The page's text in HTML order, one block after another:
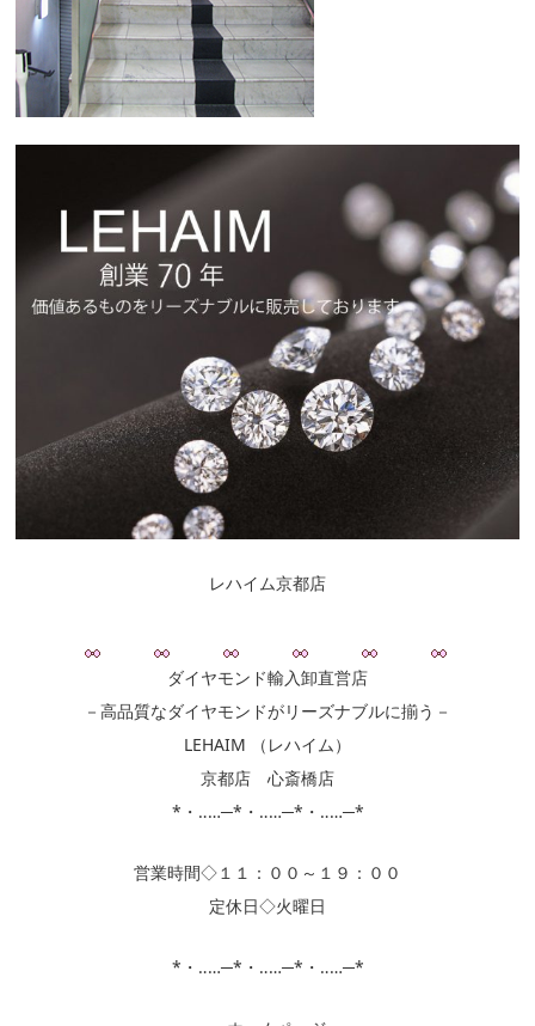
レハイム京都店
ダイヤモンド輸入卸直営店
－高品質なダイヤモンドがリーズナブルに揃う－
LEHAIM （レハイム）
京都店 心斎橋店
*・‥…─*・‥…─*・‥…─*
営業時間◇１１：００～１９：００
定休日◇火曜日
*・‥…─*・‥…─*・‥…─*